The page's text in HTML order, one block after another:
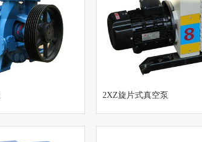
2XZ旋片式真空泵